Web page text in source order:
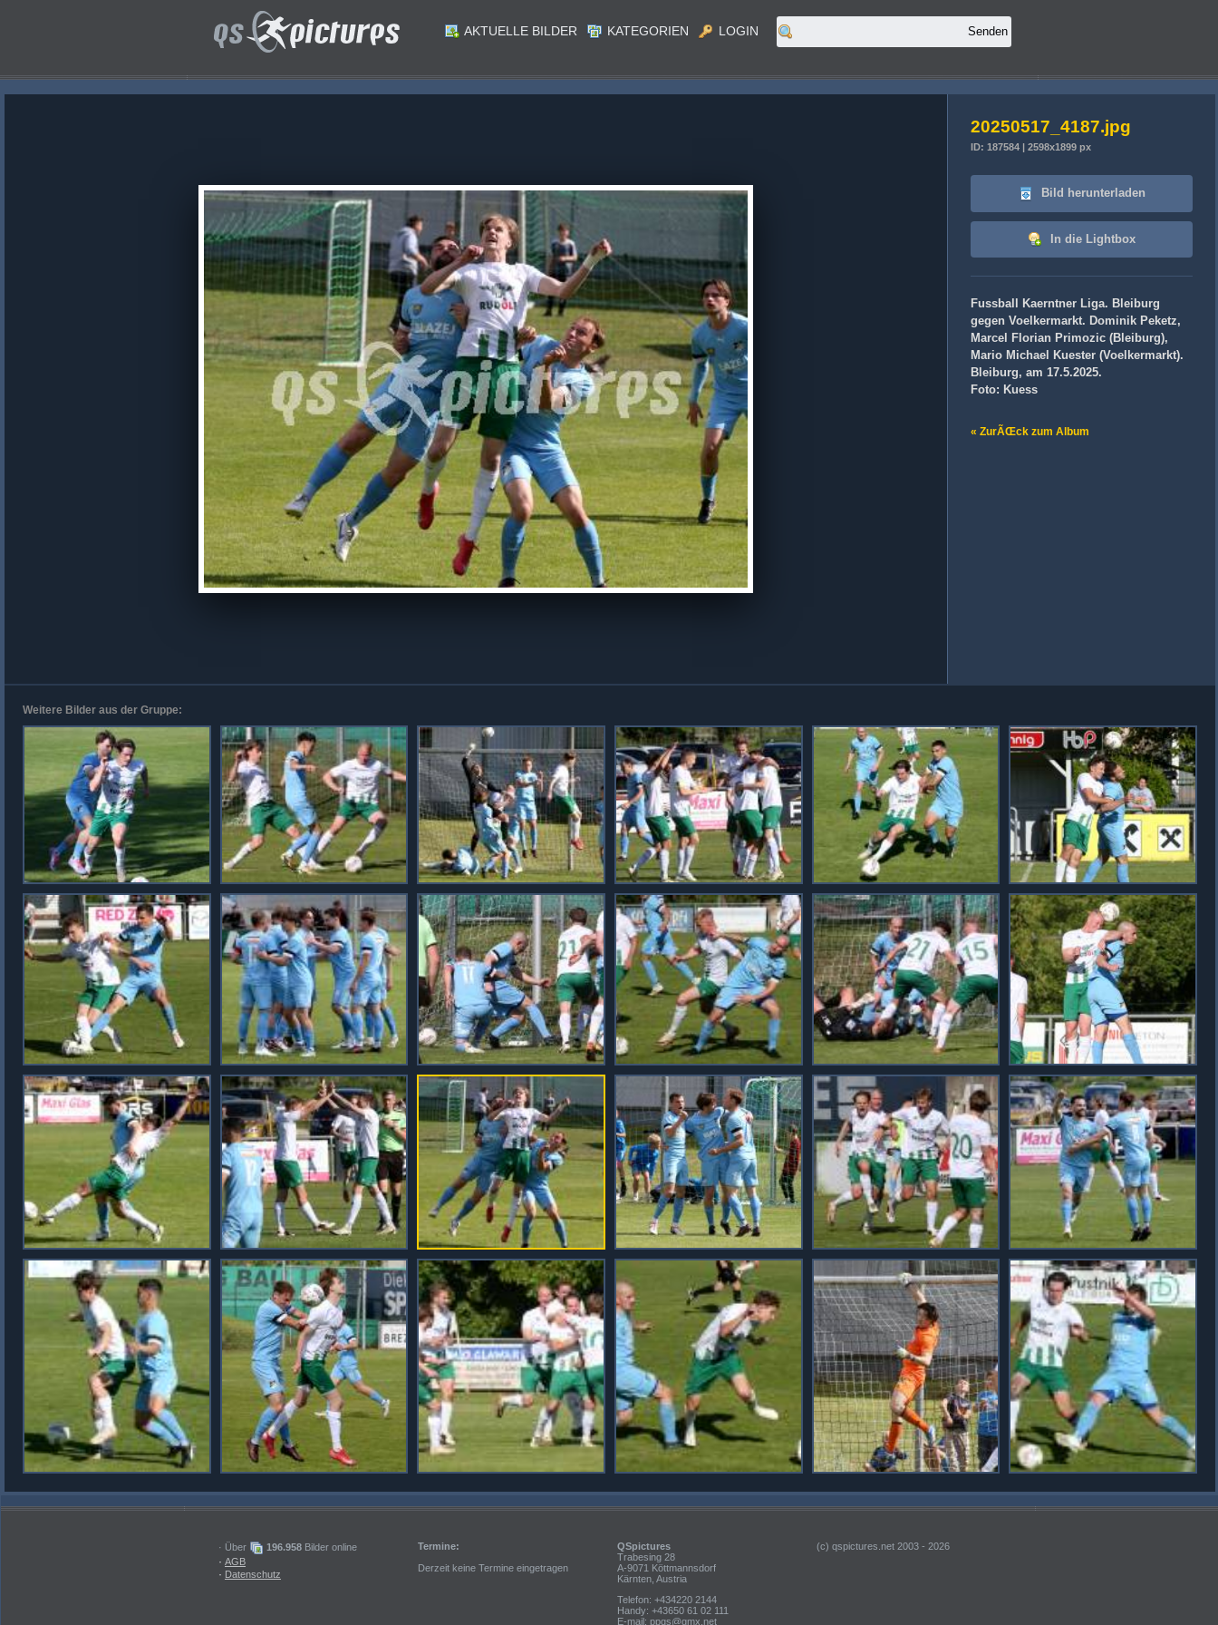
AKTUELLE BILDER KATEGORIEN LOGIN
20250517_4187.jpg
ID: 187584 | 2598x1899 px
Bild herunterladen
In die Lightbox
Fussball Kaerntner Liga. Bleiburg
gegen Voelkermarkt. Dominik Peketz,
Marcel Florian Primozic (Bleiburg),
Mario Michael Kuester (Voelkermarkt).
Bleiburg, am 17.5.2025.
Foto: Kuess
« ZurÃŒck zum Album
Weitere Bilder aus der Gruppe:
· Über 196.958 Bilder online
· AGB
· Datenschutz
Termine:
Derzeit keine Termine eingetragen
QSpictures
Trabesing 28
A-9071 Köttmannsdorf
Kärnten, Austria
Telefon: +434220 2144
Handy: +43650 61 02 111
E-mail: ppqs@gmx.net
(c) qspictures.net 2003 - 2026